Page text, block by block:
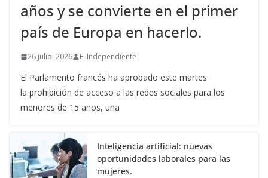
años y se convierte en el primer
país de Europa en hacerlo.
26 julio, 2026 El Independiente
El Parlamento francés ha aprobado este martes
la prohibición de acceso a las redes sociales para los
menores de 15 años, una
Inteligencia artificial: nuevas
oportunidades laborales para las
mujeres.